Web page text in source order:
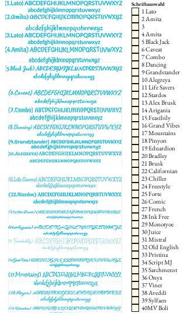
Schriftauswahl
1 Lato
2 Amita
3
4 Amita
5 Black Jack
6 Caveat
7 Combo
8 Dancing
9 Grandstander
10 Alegreya
11 Life Savers
12 Stardos
13 Alex Brusk
14 Arigania
15 Feasibily
16 Grand Vibes
17 Mountains
18 Pinyon
19 Eduardion
20 Bradley
21 Brusk
22 Californian
23 Chiller
24 Freestyle
25 Forte
26 Comic
27 French
28 Ink Free
29 Monotyoe
30 Juice
31 Mistral
32 Old English
33 Pristina
34 Script MJ
35 Sarchmenst
36 Onyx
37 Viner
38 Aveddi
39 Sylfaen
40MV Boli